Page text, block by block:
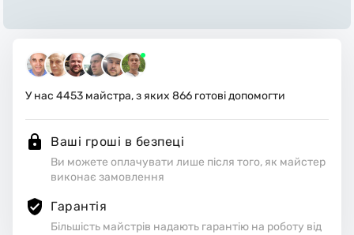
навці стежать за чистотою та прибирають робоче місце.
У нас 4453 майстра, з яких 866 готові допомогти
Ваші гроші в безпеці
Ви можете оплачувати лише після того, як майстер
виконає замовлення
Гарантія
Більшість майстрів надають гарантію на роботу від